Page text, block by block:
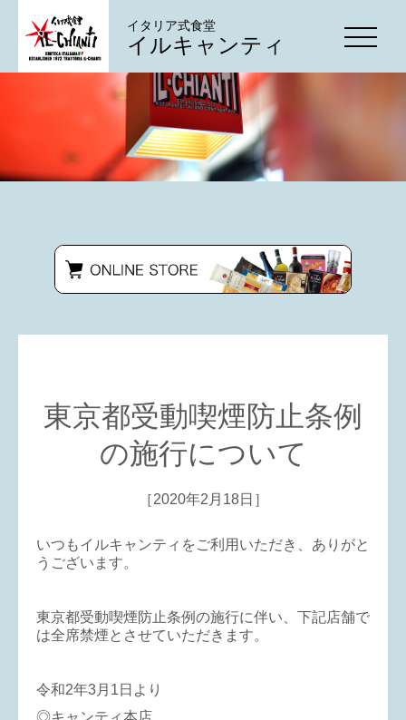
イタリア式食堂
イルキャンティ
東京都受動喫煙防止条例
の施行について
［2020年2月18日］
いつもイルキャンティをご利用いただき、ありがと
うございます。
東京都受動喫煙防止条例の施行に伴い、下記店舗で
は全席禁煙とさせていただきます。
令和2年3月1日より